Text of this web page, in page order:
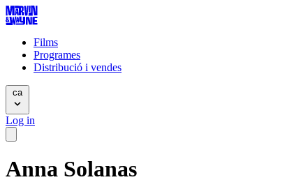
Films
Programes
Distribució i vendes
ca
Log in
Anna Solanas